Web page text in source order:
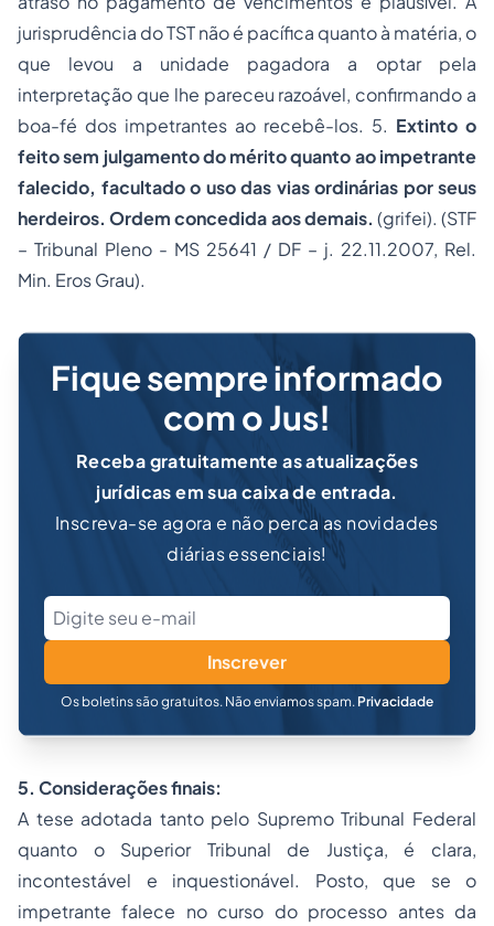
jurisprudência do TST não é pacífica quanto à matéria, o
que levou a unidade pagadora a optar pela
interpretação que lhe pareceu razoável, confirmando a
boa-fé dos impetrantes ao recebê-los. 5. Extinto o
feito sem julgamento do mérito quanto ao impetrante
falecido, facultado o uso das vias ordinárias por seus
herdeiros. Ordem concedida aos demais. (grifei). (STF
– Tribunal Pleno - MS 25641 / DF – j. 22.11.2007, Rel.
Min. Eros Grau).
Fique sempre informado
com o Jus!
Receba gratuitamente as atualizações
jurídicas em sua caixa de entrada.
Inscreva-se agora e não perca as novidades
diárias essenciais!
Inscrever
Os boletins são gratuitos. Não enviamos spam. Privacidade
5. Considerações finais:
A tese adotada tanto pelo Supremo Tribunal Federal
quanto o Superior Tribunal de Justiça, é clara,
incontestável e inquestionável. Posto, que se o
impetrante falece no curso do processo antes da